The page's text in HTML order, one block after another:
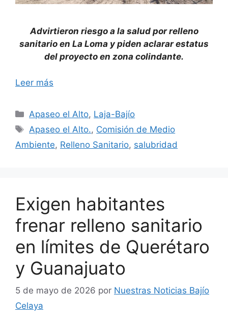
Advirtieron riesgo a la salud por relleno
sanitario en La Loma y piden aclarar estatus
del proyecto en zona colindante.
Leer más
Categorías
Apaseo el Alto, Laja-Bajío
Etiquetas
Apaseo el Alto., Comisión de Medio
Ambiente, Relleno Sanitario, salubridad
Exigen habitantes
frenar relleno sanitario
en límites de Querétaro
y Guanajuato
5 de mayo de 2026 por Nuestras Noticias Bajío
Celaya